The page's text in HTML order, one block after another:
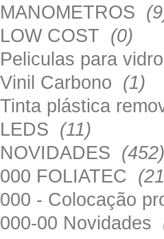
MANOMETROS
LOW COST (0)
Peliculas para
Vinil Carbono (1)
Tinta plástica
LEDS (11)
NOVIDADES (452)
000 FOLIATEC
000 - Colocação
000-00 Novidades